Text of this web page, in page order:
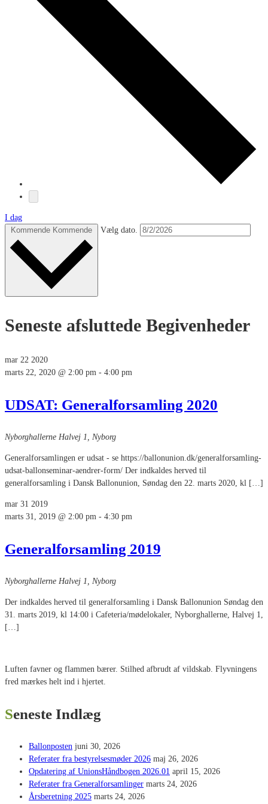
I dag
Kommende Kommende Vælg dato.
Seneste afsluttede Begivenheder
mar 22 2020
marts 22, 2020 @ 2:00 pm - 4:00 pm
UDSAT: Generalforsamling 2020
Nyborghallerne Halvej 1, Nyborg
Generalforsamlingen er udsat - se https://ballonunion.dk/generalforsamling-
udsat-ballonseminar-aendrer-form/ Der indkaldes herved til
generalforsamling i Dansk Ballonunion, Søndag den 22. marts 2020, kl […]
mar 31 2019
marts 31, 2019 @ 2:00 pm - 4:30 pm
Generalforsamling 2019
Nyborghallerne Halvej 1, Nyborg
Der indkaldes herved til generalforsamling i Dansk Ballonunion Søndag den
31. marts 2019, kl 14:00 i Cafeteria/mødelokaler, Nyborghallerne, Halvej 1,
[…]
Luften favner og flammen bærer. Stilhed afbrudt af vildskab. Flyvningens
fred mærkes helt ind i hjertet.
Seneste Indlæg
Ballonposten juni 30, 2026
Referater fra bestyrelsesmøder 2026 maj 26, 2026
Opdatering af UnionsHåndbogen 2026.01 april 15, 2026
Referater fra Generalforsamlinger marts 24, 2026
Årsberetning 2025 marts 24, 2026